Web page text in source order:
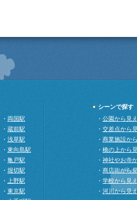
・ 両国駅
・ 蔵前駅
・ 浅草駅
・ 東向島駅
・ 亀戸駅
・ 堀切駅
・ 上野駅
・ 東京駅
シーンで探す
・ 公園から見
・ 交差点から
・ 商業施設か
・ 橋の上から
・ 神社やお寺
・ 商店街から
・ 学校から見
・ 河川から見